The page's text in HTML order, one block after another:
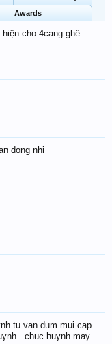
Awards
cho 4cang ghê...
dong nhi
tu van dum mui cap
. chuc huynh may